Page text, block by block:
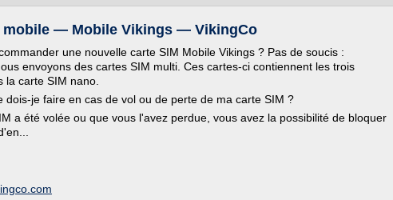
mobile — Mobile Vikings — VikingCo
une nouvelle carte SIM Mobile Vikings ? Pas de soucis :
envoyons des cartes SIM multi. Ces cartes-ci contiennent les trois
la carte SIM nano.
dois-je faire en cas de vol ou de perte de ma carte SIM ?
a été volée ou que vous l'avez perdue, vous avez la possibilité de bloquer